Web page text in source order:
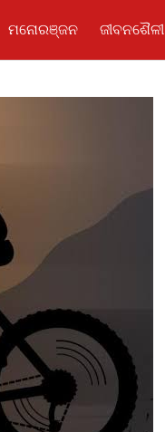
ମନୋରଞ୍ଜନ ଜୀବନଶୈଳୀ